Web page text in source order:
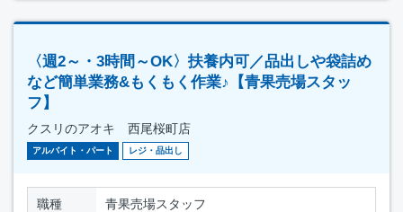
〈週2～・3時間～OK〉扶養内可／品出しや袋詰め
など簡単業務&もくもく作業♪【青果売場スタッ
フ】
クスリのアオキ 西尾桜町店
アルバイト・パート レジ・品出し
職種 青果売場スタッフ